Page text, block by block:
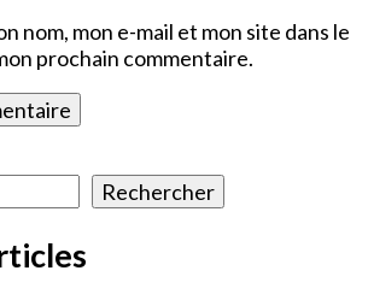
nom, mon e-mail et mon site dans le
prochain commentaire.
Rechercher